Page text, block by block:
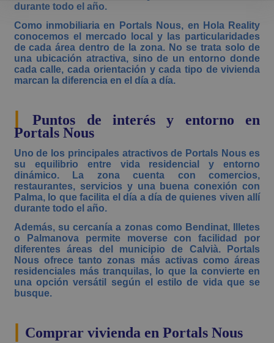
durante todo el año.
Como inmobiliaria en Portals Nous, en Hola Reality
conocemos el mercado local y las particularidades
de cada área dentro de la zona. No se trata solo de
una ubicación atractiva, sino de un entorno donde
cada calle, cada orientación y cada tipo de vivienda
marcan la diferencia en el día a día.
|Puntos de interés y entorno en
Portals Nous
Uno de los principales atractivos de Portals Nous es
su equilibrio entre vida residencial y entorno
dinámico. La zona cuenta con comercios,
restaurantes, servicios y una buena conexión con
Palma, lo que facilita el día a día de quienes viven allí
durante todo el año.
Además, su cercanía a zonas como Bendinat, Illetes
o Palmanova permite moverse con facilidad por
diferentes áreas del municipio de Calvià. Portals
Nous ofrece tanto zonas más activas como áreas
residenciales más tranquilas, lo que la convierte en
una opción versátil según el estilo de vida que se
busque.
| Comprar vivienda en Portals Nous